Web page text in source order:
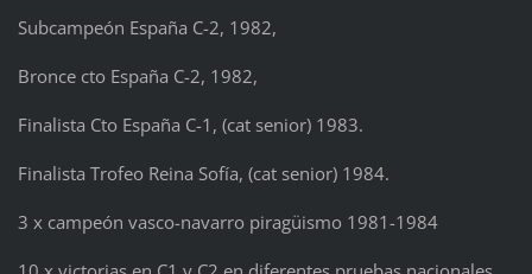
Subcampeón España C-2, 1982,
Bronce cto España C-2, 1982,
Finalista Cto España C-1, (cat senior) 1983.
Finalista Trofeo Reina Sofía, (cat senior) 1984.
3 x campeón vasco-navarro piragüismo 1981-1984